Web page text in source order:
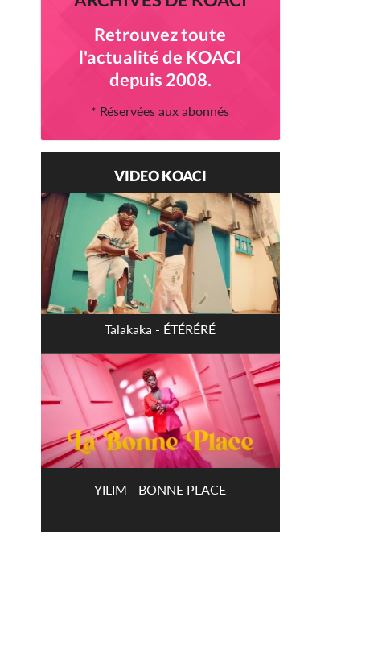
Retrouvez toute
l'actualité de KOACI
depuis 2008.
* Réservées aux abonnés
VIDEO KOACI
Talakaka - ÉTÉRÉRÉ
YILIM - BONNE PLACE